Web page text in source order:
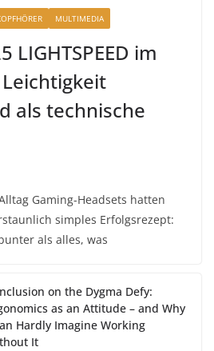
MULTIMEDIA
LIGHTSPEED im
Leichtigkeit
als technische
Gaming-Headsets hatten
simples Erfolgsrezept:
als alles, was
on the Dygma Defy:
as an Attitude – and Why
Hardly Imagine Working
It